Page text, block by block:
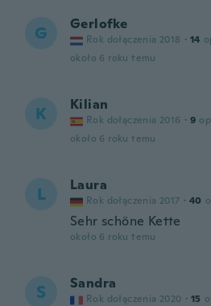
G Gerlofke
Rok dołączenia 2018 · 14
około 6 roku temu
K Kilian
Rok dołączenia 2016 · 9
około 6 roku temu
L Laura
Rok dołączenia 2017 · 40
Sehr schöne Kette
około 6 roku temu
S Sandra
Rok dołączenia 2020 · 15